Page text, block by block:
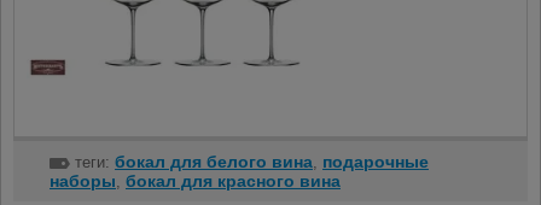
теги: бокал для белого вина, подарочные
наборы, бокал для красного вина